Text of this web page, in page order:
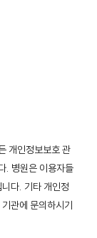
개인정보보호 관
. 병원은 이용자들
다. 기타 개인정
관에 문의하시기